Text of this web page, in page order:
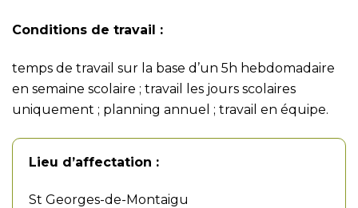
Conditions de travail :
temps de travail sur la base d’un 5h hebdomadaire
en semaine scolaire ; travail les jours scolaires
uniquement ; planning annuel ; travail en équipe.
Lieu d’affectation :
St Georges-de-Montaigu